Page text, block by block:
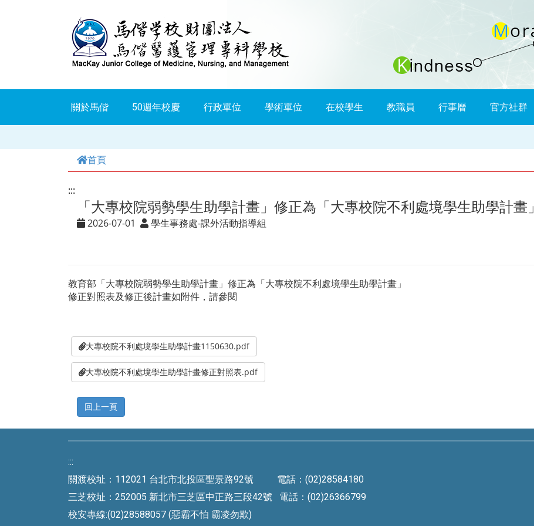
容
關於馬偕 50週年校慶 行政單位 學術單位 在校學生 教職員 行事曆 官方社群
首頁
:::
「大專校院弱勢學生助學計畫」修正為「大專校院不利處境學生助學計畫」
2026-07-01 學生事務處-課外活動指導組
教育部「大專校院弱勢學生助學計畫」修正為「大專校院不利處境學生助學計畫」
修正對照表及修正後計畫如附件，請參閱
大專校院不利處境學生助學計畫1150630.pdf
大專校院不利處境學生助學計畫修正對照表.pdf
:::
關渡校址：112021 台北市北投區聖景路92號 電話：(02)28584180
三芝校址：252005 新北市三芝區中正路三段42號 電話：(02)26366799
校安專線:(02)28588057 (惡霸不怕 霸凌勿欺)